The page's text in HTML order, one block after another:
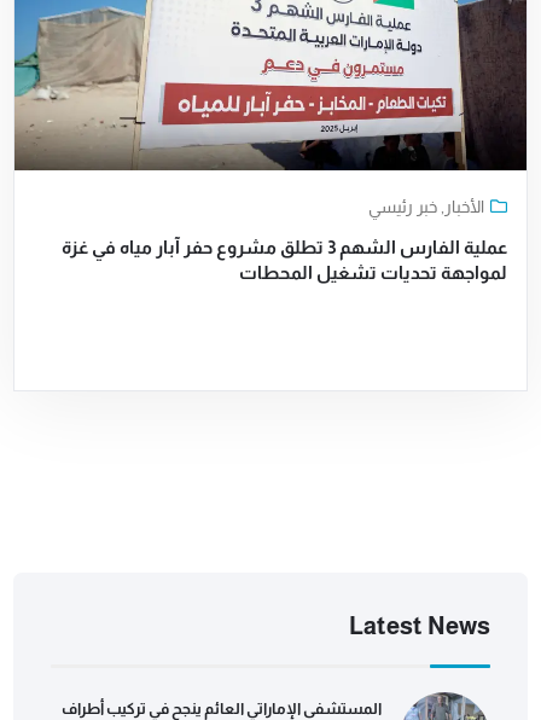
الأخبار ,خبر رئيسي
عملية الفارس الشهم 3 تطلق مشروع حفر آبار مياه في غزة
لمواجهة تحديات تشغيل المحطات
Latest News
المستشفى الإماراتي العائم ينجح في تركيب أطراف